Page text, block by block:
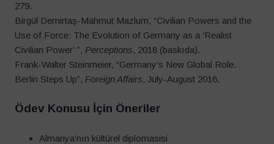
279.
Birgül Demirtaş-Mahmut Mazlum, “Civilian Powers and the
Use of Force: The Evolution of Germany as a ‘Realist
Civilian Power’ ”, Perceptions, 2018 (baskıda).
Frank-Walter Steinmeier, “Germany’s New Global Role.
Berlin Steps Up”, Foreign Affairs, July-August 2016.
Ödev Konusu İçin Öneriler
Almanya’nın kültürel diplomasisi